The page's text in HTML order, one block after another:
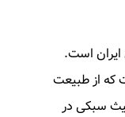
ایران است.
که از طبیعت‌
سبکی در